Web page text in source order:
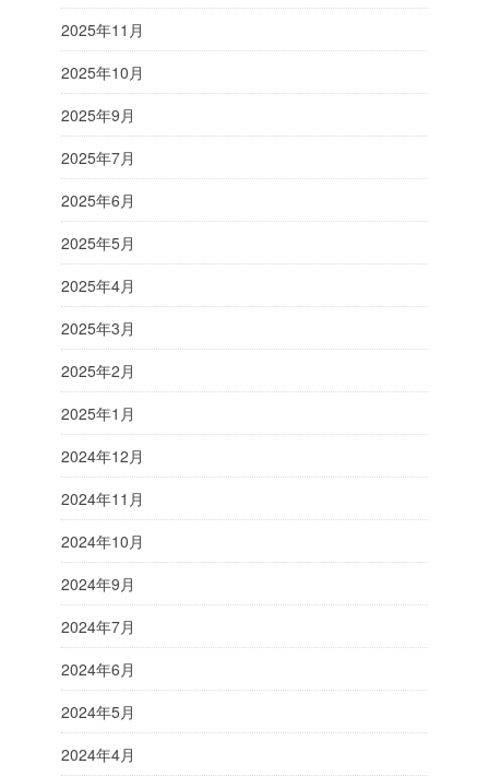
2025年11月
2025年10月
2025年9月
2025年7月
2025年6月
2025年5月
2025年4月
2025年3月
2025年2月
2025年1月
2024年12月
2024年11月
2024年10月
2024年9月
2024年7月
2024年6月
2024年5月
2024年4月